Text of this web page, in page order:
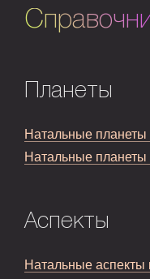
Планеты
Натальные планеты
Натальные планеты
Аспекты
Натальные аспекты